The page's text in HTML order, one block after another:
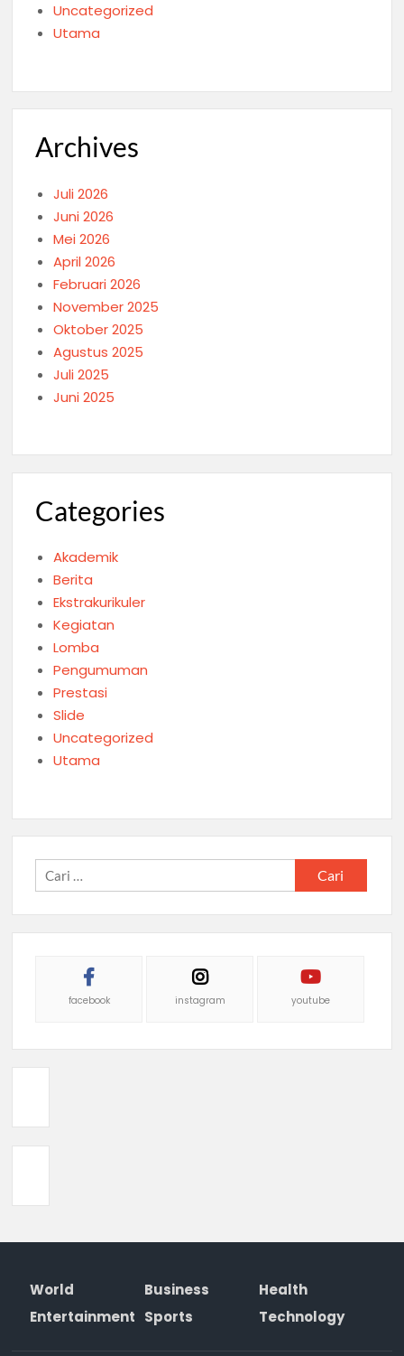
Uncategorized
Utama
Archives
Juli 2026
Juni 2026
Mei 2026
April 2026
Februari 2026
November 2025
Oktober 2025
Agustus 2025
Juli 2025
Juni 2025
Categories
Akademik
Berita
Ekstrakurikuler
Kegiatan
Lomba
Pengumuman
Prestasi
Slide
Uncategorized
Utama
Cari
untuk:
facebook instagram youtube
World Business
Health
Entertainment Sports Technology